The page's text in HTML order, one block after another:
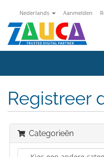
Nederlands Aanmelden
Registreer
Categorieën